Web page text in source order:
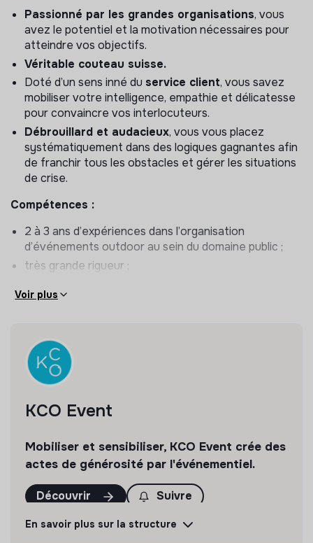
superviser et participer activement aux phases
opérationnelles sur les différents événements de
l’agence.
Au sein d’une équipe dynamique, vous serez amené à
gérer de manière autonome vos dossiers.
Passionné par les grandes organisations, vous
avez le potentiel et la motivation nécessaires pour
atteindre vos objectifs.
Véritable couteau suisse.
Doté d’un sens inné du service client, vous savez
mobiliser votre intelligence, empathie et délicatesse
pour convaincre vos interlocuteurs.
Débrouillard et audacieux, vous vous placez
systématiquement dans des logiques gagnantes afin
de franchir tous les obstacles et gérer les situations
de crise.
Compétences :
2 à 3 ans d’expériences dans l’organisation
d’événements outdoor au sein du domaine public ;
très grande rigueur ;
bon sens du relationnel et des responsabilités, sens
titulaire du Permis B ;
bonne culture générale.
Voir plus
KCO Event
Mobiliser et sensibiliser, KCO Event crée des
actes de générosité par l'événementiel.
Découvrir Suivre
En savoir plus sur la structure